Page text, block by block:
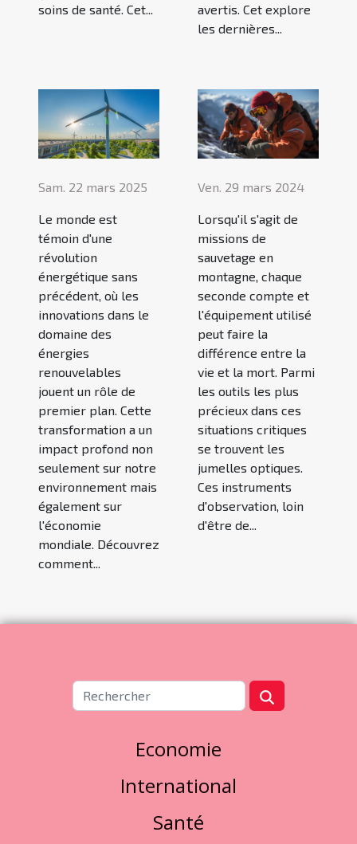
soins de santé. Cet...
avertis. Cet explore
les dernières...
Sam. 22 mars 2025
Le monde est
témoin d'une
révolution
énergétique sans
précédent, où les
innovations dans le
domaine des
énergies
renouvelables
jouent un rôle de
premier plan. Cette
transformation a un
impact profond non
seulement sur notre
environnement mais
également sur
l'économie
mondiale. Découvrez
comment...
Ven. 29 mars 2024
Lorsqu'il s'agit de
missions de
sauvetage en
montagne, chaque
seconde compte et
l'équipement utilisé
peut faire la
différence entre la
vie et la mort. Parmi
les outils les plus
précieux dans ces
situations critiques
se trouvent les
jumelles optiques.
Ces instruments
d'observation, loin
d'être de...
Economie
International
Santé